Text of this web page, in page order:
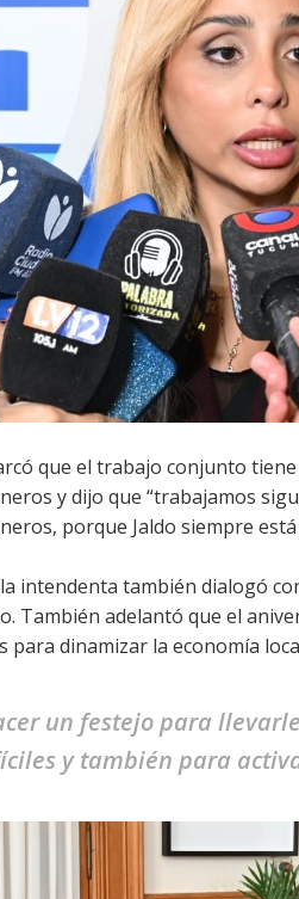
que el trabajo conjunto
y dijo que “trabajamos
porque Jaldo siempre
intendenta también dialogó
También adelantó que el
para dinamizar la economía
un festejo para
y también para